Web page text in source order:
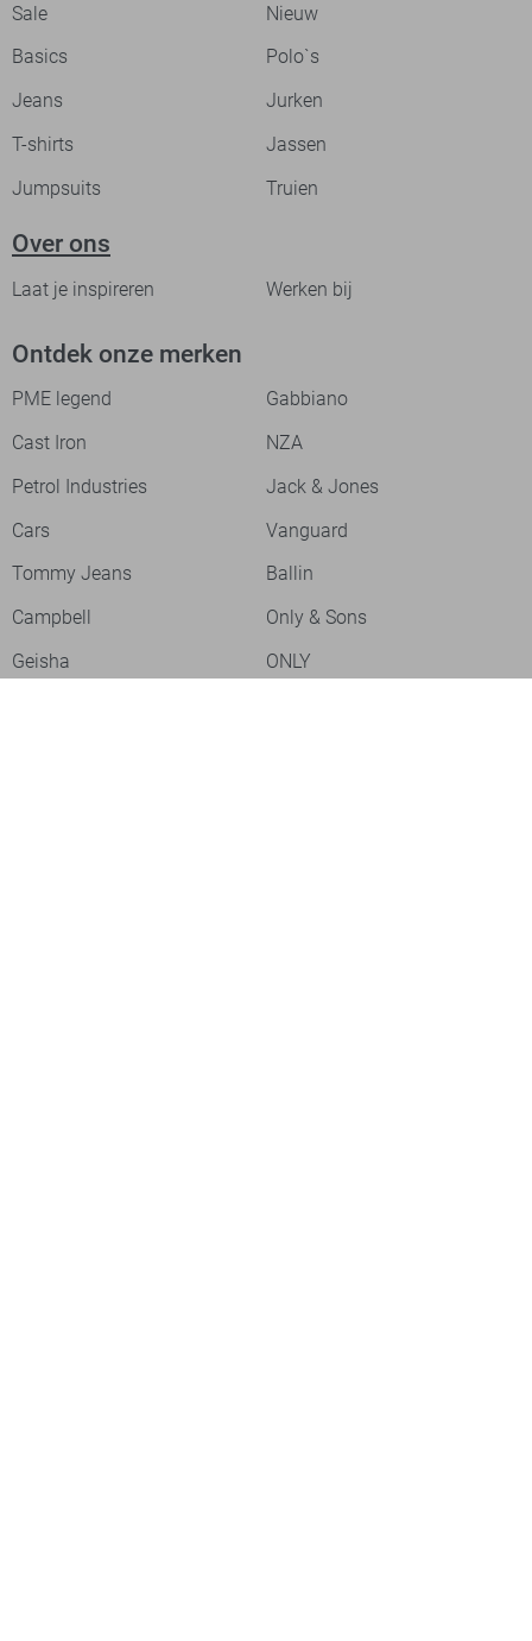
Sale
Nieuw
Basics
Polo`s
Jeans
Jurken
T-shirts
Jassen
Jumpsuits
Truien
Over ons
Laat je inspireren Werken bij
Ontdek onze merken
PME legend
Gabbiano
Cast Iron
NZA
Petrol Industries
Jack & Jones
Cars
Vanguard
Tommy Jeans
Ballin
Campbell
Only & Sons
Geisha
ONLY